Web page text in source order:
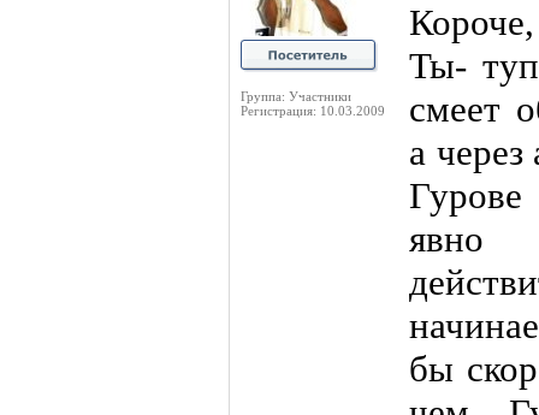
Группа: Участники
Регистрация: 10.03.2009
Ты-
смеет
а
явно
бы